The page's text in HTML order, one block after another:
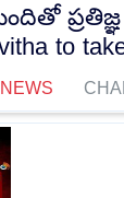
to
NEWS